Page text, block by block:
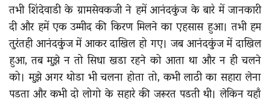
तभी शिंदेवाडी के ग्रामसेवकजी ने हमें आनंदकुंज के बारे में जानकारी
दी और हमें एक उम्मीद की किरण मिलने का एहसास हुआ। तभी हम
तुरंतही आनंदकुंज में आकर दाखिल हो गए। जब आनंदकुंज में दाखिल
हुआ, तब मुझे न तो सिधा खडा रहने को आता था और न ही चलने
को। मुझे अगर थोडा भी चलना होता तो, कभी लाठी का सहारा लेना